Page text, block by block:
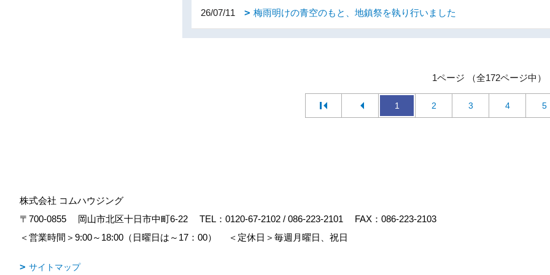
26/07/11 梅雨明けの青空のもと、地鎮祭を執り行いました
1ページ （全172ページ中）
1 2 3 4 5
株式会社 コムハウジング
〒700-0855
岡山市北区十日市中町6-22 TEL： 0120-67-2102 / 086-223-2101
FAX：086-223-2103
＜営業時間＞9:00～18:00（日曜日は～17：00）
＜定休日＞毎週月曜日、祝日
サイトマップ